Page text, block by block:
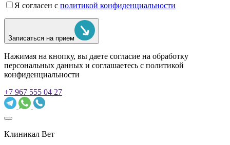
Я согласен с политикой конфиденциальности
Записаться на прием
Нажимая на кнопку, вы даете согласие на обработку
персональных данных и соглашаетесь c политикой
конфиденциальности
+7 967 555 04 27
Клиникал Вет